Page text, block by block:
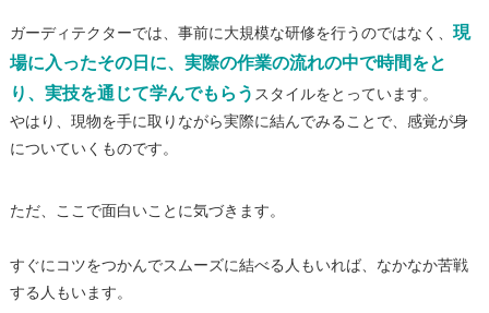
ガーディテクターでは、事前に大規模な研修を行うのではなく、 現
場に入ったその日に、実際の作業の流れの中で時間をと
り、実技を通じて学んでもらう スタイルをとっています。
やはり、現物を手に取りながら実際に結んでみることで、感覚が身
についていくものです。
ただ、ここで面白いことに気づきます。
すぐにコツをつかんでスムーズに結べる人もいれば、なかなか苦戦
する人もいます。